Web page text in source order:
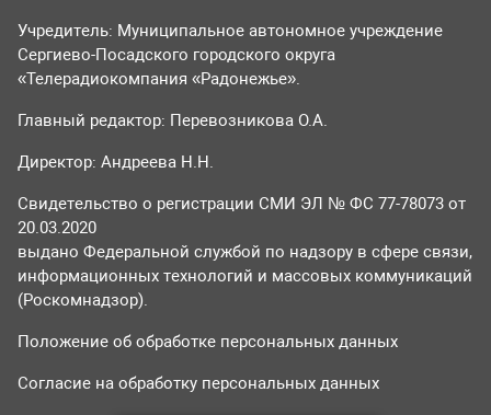
Учредитель: Муниципальное автономное учреждение
Сергиево-Посадского городского округа
«Телерадиокомпания «Радонежье».
Главный редактор: Перевозникова О.А.
Директор: Андреева Н.Н.
Свидетельство о регистрации СМИ ЭЛ № ФС 77-78073 от
20.03.2020
выдано Федеральной службой по надзору в сфере связи,
информационных технологий и массовых коммуникаций
(Роскомнадзор).
Положение об обработке персональных данных
Согласие на обработку персональных данных